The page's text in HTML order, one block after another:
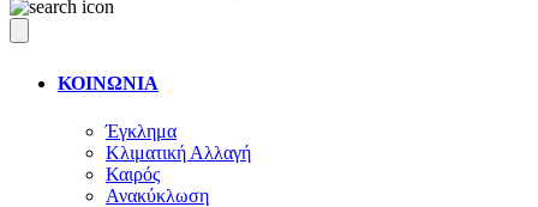
ΚΟΙΝΩΝΙΑ
Έγκλημα
Κλιματική Αλλαγή
Καιρός
Ανακύκλωση